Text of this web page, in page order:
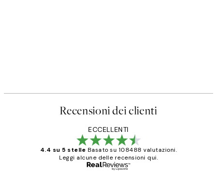
Recensioni dei clienti
ECCELLENTI
4.4 su 5 stelle Basato su 108488 valutazioni.
Leggi alcune delle recensioni qui.